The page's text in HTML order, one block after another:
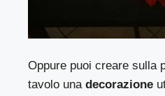
Oppure puoi creare sulla
tavolo unadecorazione